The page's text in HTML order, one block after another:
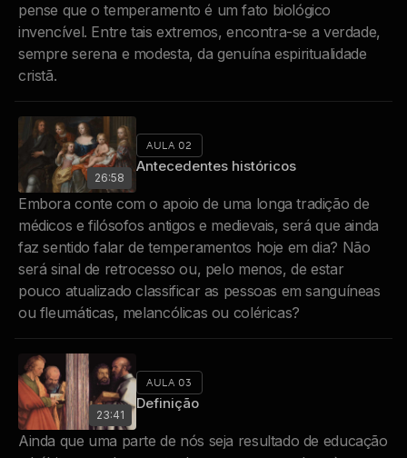
pense que o temperamento é um fato biológico
invencível. Entre tais extremos, encontra-se a verdade,
sempre serena e modesta, da genuína espiritualidade
cristã.
26:58
AULA 02
Antecedentes históricos
Embora conte com o apoio de uma longa tradição de
médicos e filósofos antigos e medievais, será que ainda
faz sentido falar de temperamentos hoje em dia? Não
será sinal de retrocesso ou, pelo menos, de estar
pouco atualizado classificar as pessoas em sanguíneas
ou fleumáticas, melancólicas ou coléricas?
23:41
AULA 03
Definição
Ainda que uma parte de nós seja resultado de educação